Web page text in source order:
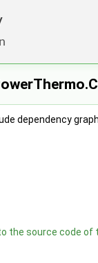
dependency
the source code of